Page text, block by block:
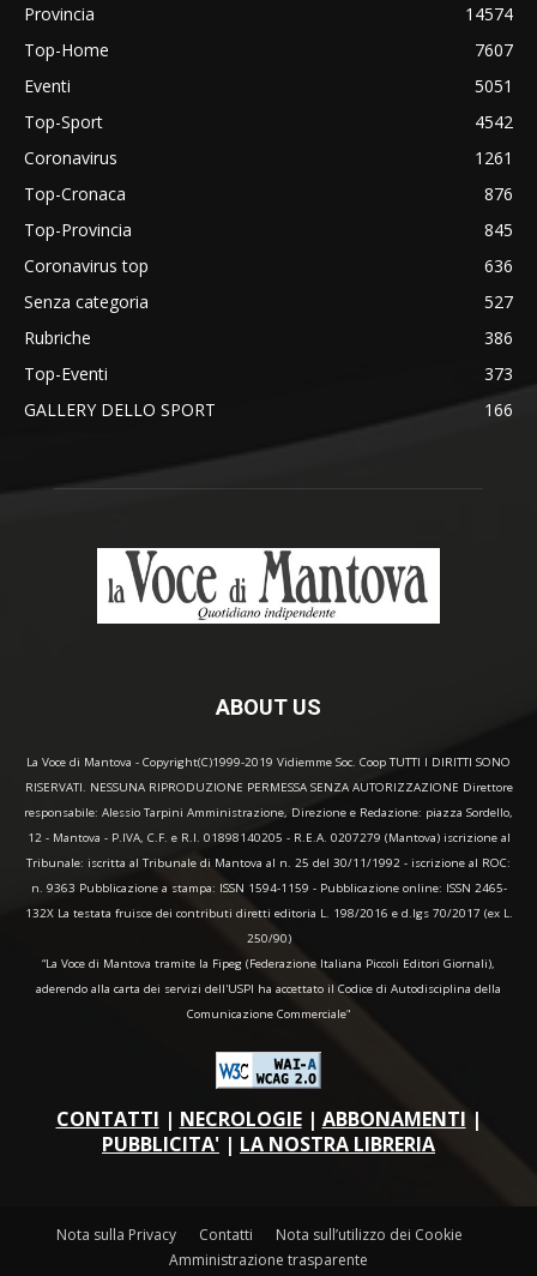
Provincia
14574
Top-Home
7607
Eventi
5051
Top-Sport
4542
Coronavirus
1261
Top-Cronaca
876
Top-Provincia
845
Coronavirus top
636
Senza categoria
527
Rubriche
386
Top-Eventi
373
GALLERY DELLO SPORT
166
ABOUT US
La Voce di Mantova - Copyright(C)1999-2019 Vidiemme Soc. Coop TUTTI I DIRITTI SONO
RISERVATI. NESSUNA RIPRODUZIONE PERMESSA SENZA AUTORIZZAZIONE Direttore
responsabile: Alessio Tarpini Amministrazione, Direzione e Redazione: piazza Sordello,
12 - Mantova - P.IVA, C.F. e R.I. 01898140205 - R.E.A. 0207279 (Mantova) iscrizione al
Tribunale: iscritta al Tribunale di Mantova al n. 25 del 30/11/1992 - iscrizione al ROC:
n. 9363 Pubblicazione a stampa: ISSN 1594-1159 - Pubblicazione online: ISSN 2465-
132X La testata fruisce dei contributi diretti editoria L. 198/2016 e d.lgs 70/2017 (ex L.
250/90)
“La Voce di Mantova tramite la Fipeg (Federazione Italiana Piccoli Editori Giornali),
aderendo alla carta dei servizi dell'USPI ha accettato il Codice di Autodisciplina della
Comunicazione Commerciale"
CONTATTI | NECROLOGIE| ABBONAMENTI |
PUBBLICITA' | LA NOSTRA LIBRERIA
Nota sulla Privacy Contatti
Nota sull’utilizzo dei Cookie
Amministrazione trasparente